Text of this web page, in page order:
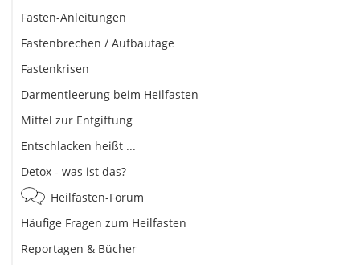
Fasten-Anleitungen
Fastenbrechen / Aufbautage
Fastenkrisen
Darmentleerung beim Heilfasten
Mittel zur Entgiftung
Entschlacken heißt ...
Detox - was ist das?
Heilfasten-Forum
Häufige Fragen zum Heilfasten
Reportagen & Bücher